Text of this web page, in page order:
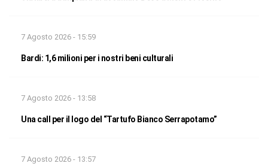
7 Agosto 2026 - 15:59
Bardi: 1,6 milioni per i nostri beni culturali
7 Agosto 2026 - 13:58
Una call per il logo del “Tartufo Bianco Serrapotamo”
7 Agosto 2026 - 13:57